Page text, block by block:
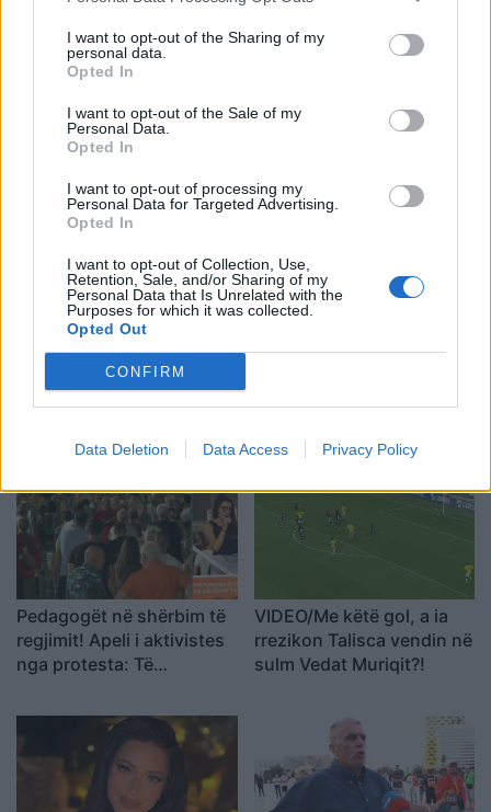
I want to opt-out of the Sharing of my
personal data.
Opted In
I want to opt-out of the Sale of my
Personal Data.
Opted In
I want to opt-out of processing my
Personal Data for Targeted Advertising.
Opted In
I want to opt-out of Collection, Use,
Retention, Sale, and/or Sharing of my
Personal Data that Is Unrelated with the
Purposes for which it was collected.
Opted Out
CONFIRM
Data Deletion Data Access Privacy Policy
Parashikimi i yjeve, 6
Gusht 2026/ Zbuloni
shenjat më me fat për
ditën e sotme
Eric Wendt konfirmohet
nga Senati si ambasador i
emërimi pret firmën e
Trump
Futbolli librazhdas në zi,
ndahet nga jeta Besnik
Çota, ish-kapiten dhe ish-
Dibrës, disa banesa në
Pedagogët në shërbim të
regjimit! Apeli i aktivistes
nga protesta: Të
Shqipërinë që meritojmë
VIDEO/Me këtë gol, a ia
rrezikon Talisca vendin në
sulm Vedat Muriqit?!